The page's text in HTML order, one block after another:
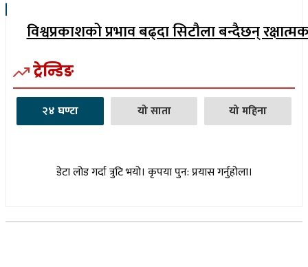
विश्वप्रकाशको प्रभाव बढ्दा सिटौला बन्दैछन्
ट्रेन्डिङ
२४ घण्टा यो साता यो महिना
डेटा लोड गर्दा त्रुटि भयो। कृपया पुन: प्रयास गर्नुहोला।